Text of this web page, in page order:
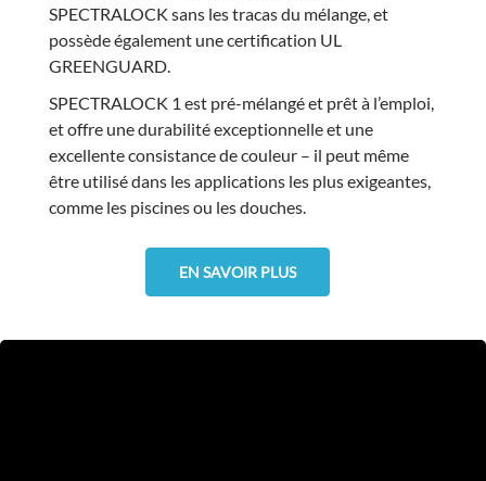
SPECTRALOCK sans les tracas du mélange, et
possède également une certification UL
GREENGUARD.
SPECTRALOCK 1 est pré-mélangé et prêt à l’emploi,
et offre une durabilité exceptionnelle et une
excellente consistance de couleur – il peut même
être utilisé dans les applications les plus exigeantes,
comme les piscines ou les douches.
EN SAVOIR PLUS